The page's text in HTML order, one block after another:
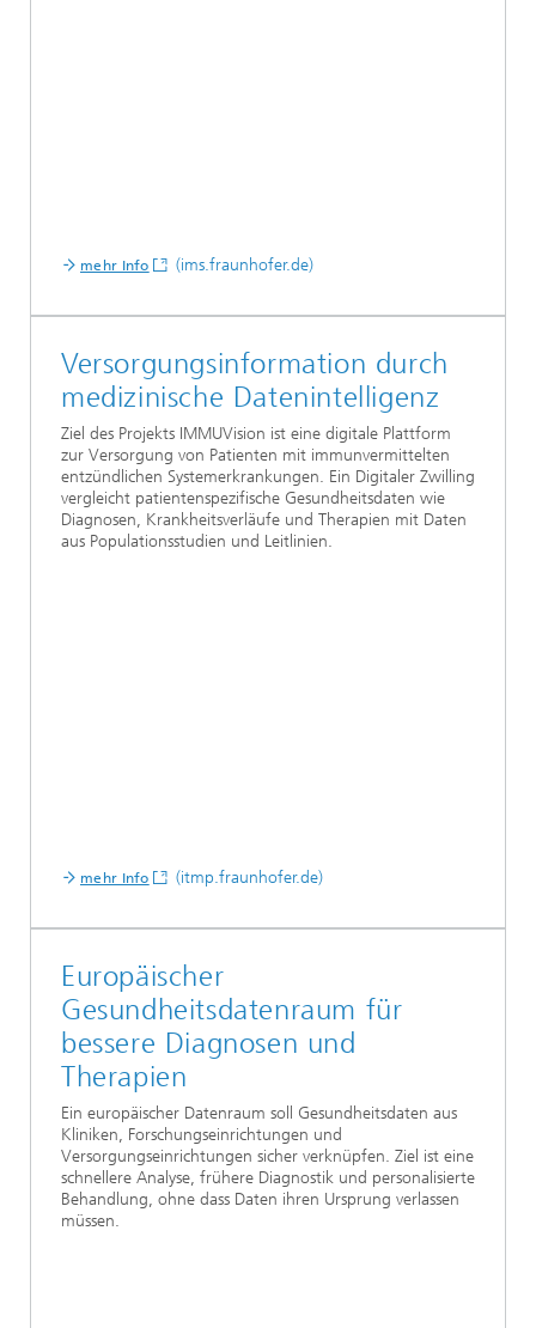
mehr Info (ims.fraunhofer.de)
Versorgungsinformation durch
medizinische Datenintelligenz
Ziel des Projekts IMMUVision ist eine digitale Plattform
zur Versorgung von Patienten mit immunvermittelten
entzündlichen Systemerkrankungen. Ein Digitaler Zwilling
vergleicht patientenspezifische Gesundheitsdaten wie
Diagnosen, Krankheitsverläufe und Therapien mit Daten
aus Populationsstudien und Leitlinien.
mehr Info (itmp.fraunhofer.de)
Europäischer
Gesundheitsdatenraum für
bessere Diagnosen und
Therapien
Ein europäischer Datenraum soll Gesundheitsdaten aus
Kliniken, Forschungseinrichtungen und
Versorgungseinrichtungen sicher verknüpfen. Ziel ist eine
schnellere Analyse, frühere Diagnostik und personalisierte
Behandlung, ohne dass Daten ihren Ursprung verlassen
müssen.